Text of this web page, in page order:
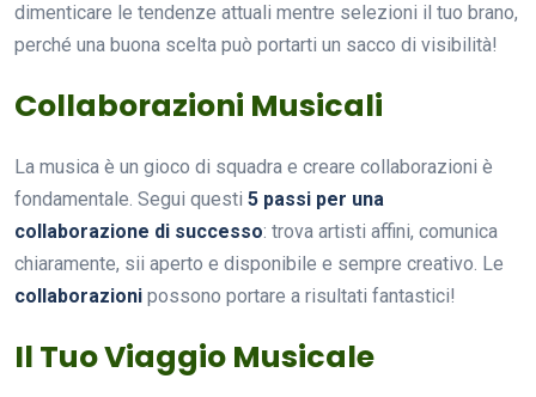
dimenticare le tendenze attuali mentre selezioni il tuo brano,
perché una buona scelta può portarti un sacco di visibilità!
Collaborazioni Musicali
La musica è un gioco di squadra e creare collaborazioni è
fondamentale. Segui questi 5 passi per una
collaborazione di successo: trova artisti affini, comunica
chiaramente, sii aperto e disponibile e sempre creativo. Le
collaborazioni possono portare a risultati fantastici!
Il Tuo Viaggio Musicale